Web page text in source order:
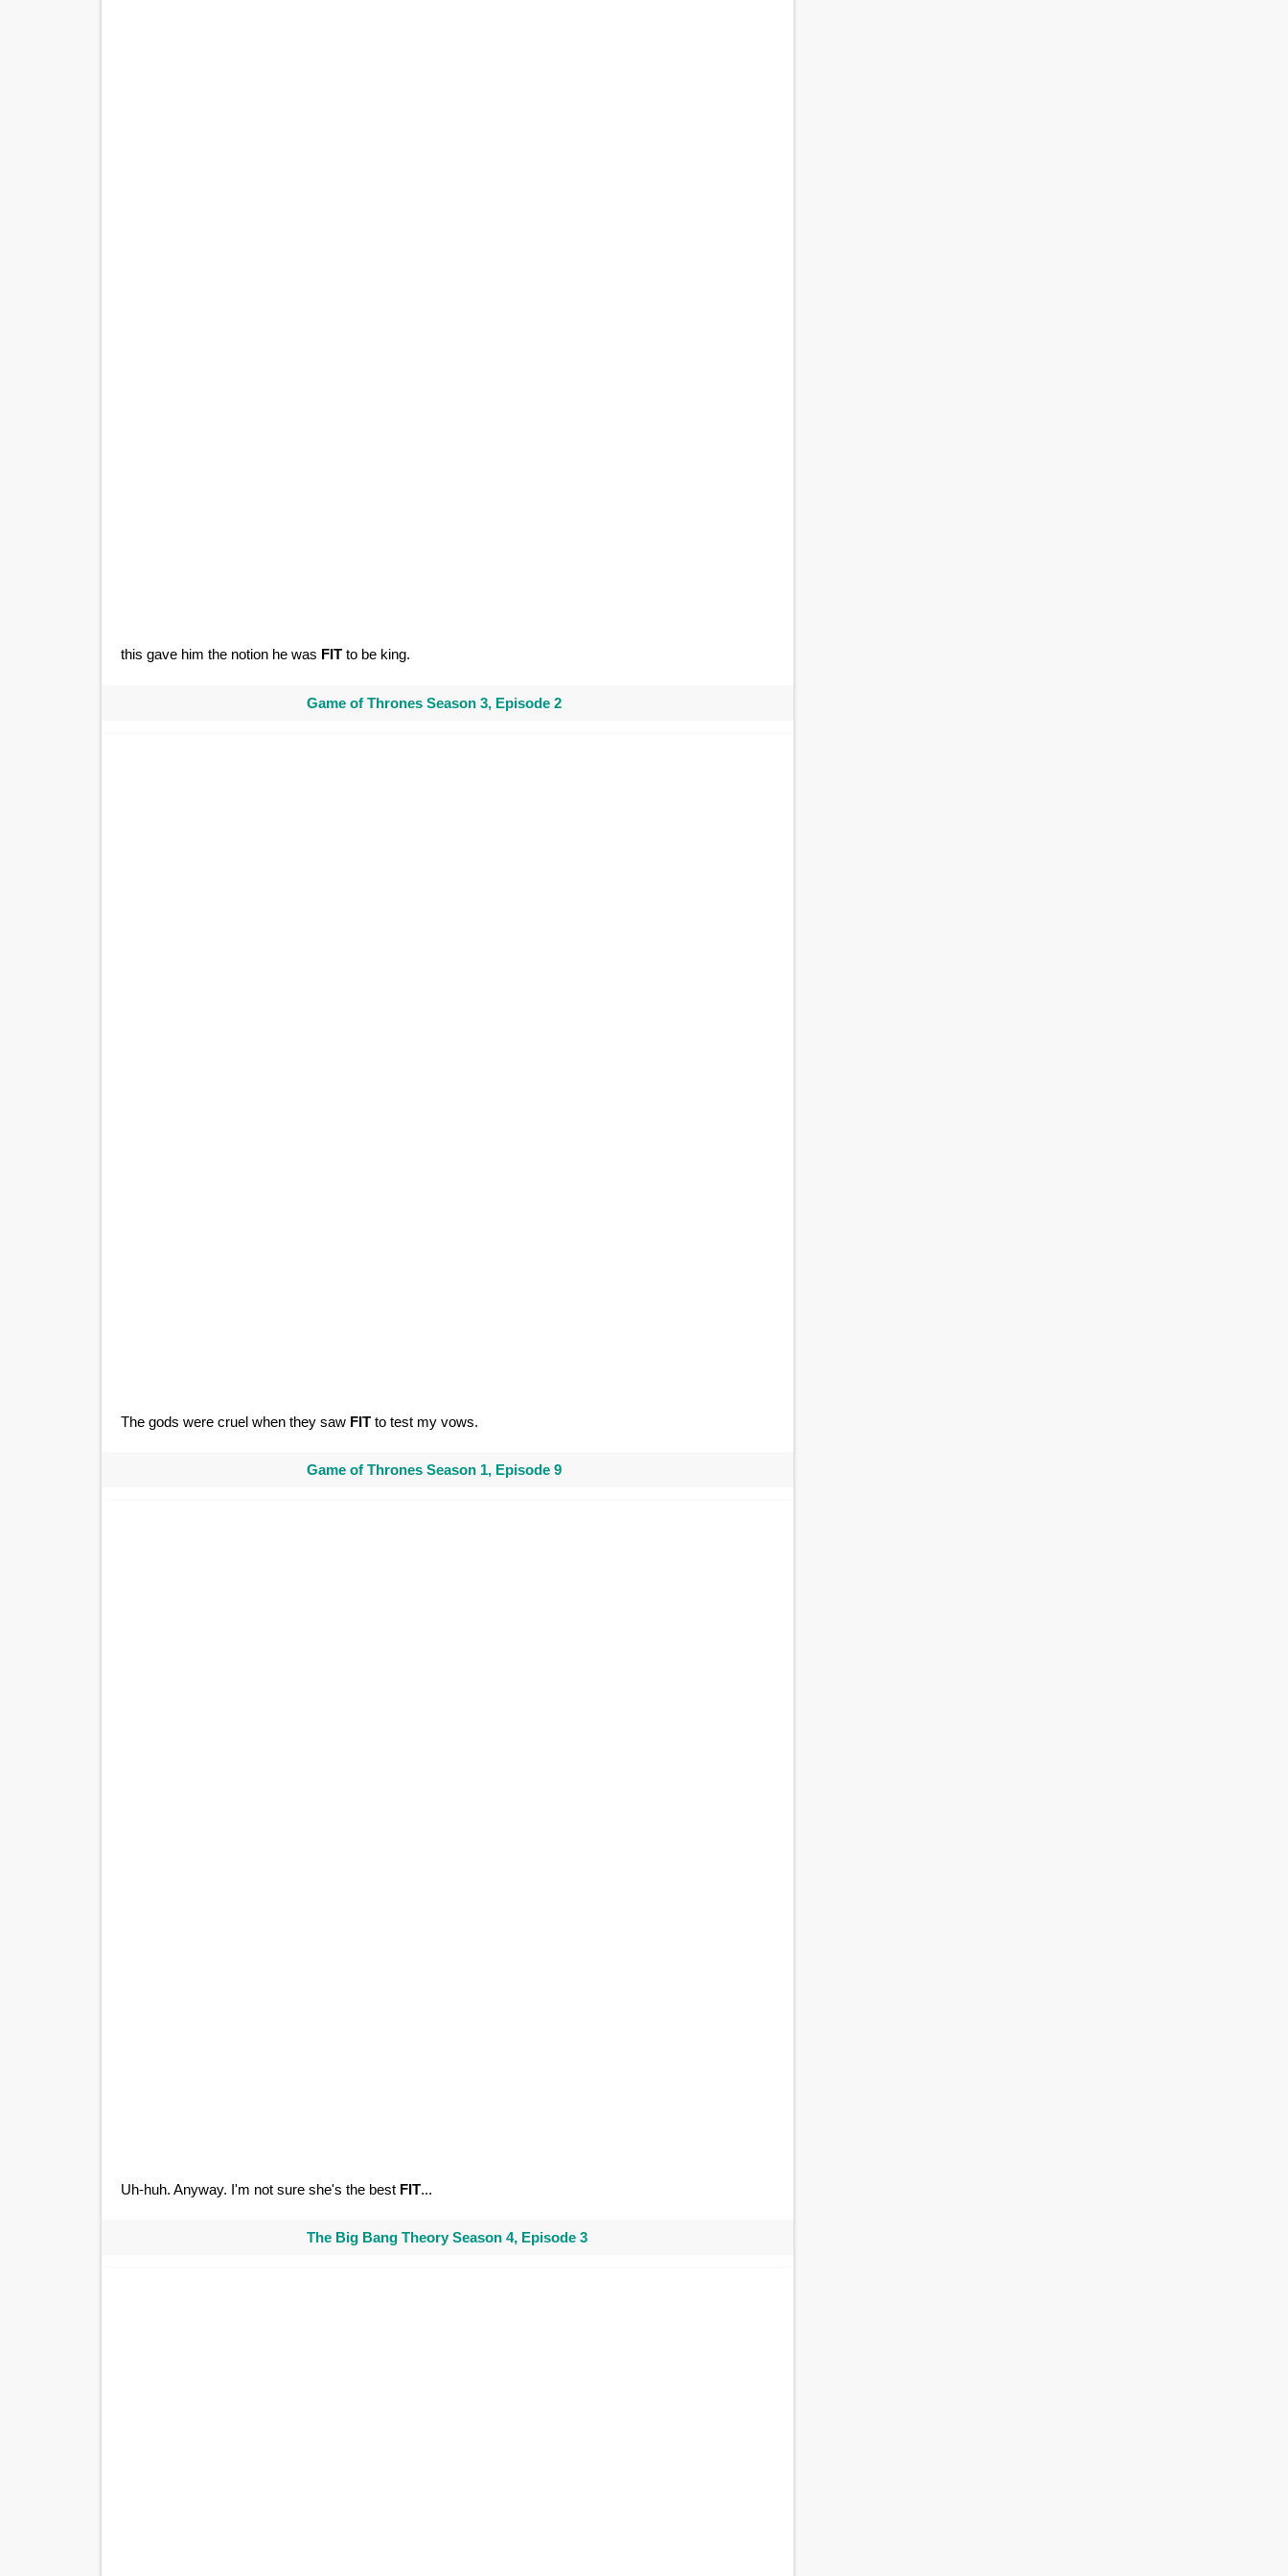
this gave him the notion he was FITto be king.
Game of Thrones Season 3, Episode 2
The gods were cruel when they saw FITto test my vows.
Game of Thrones Season 1, Episode 9
Uh-huh. Anyway. I'm not sure she's the best FIT...
The Big Bang Theory Season 4, Episode 3